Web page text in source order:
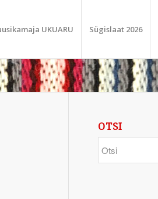
UKUARU Sügislaat 2026
OTSI